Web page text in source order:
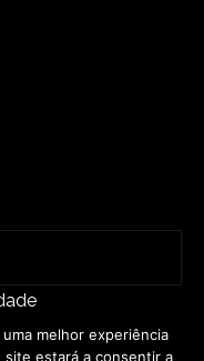
melhor experiência
estará a consentir a